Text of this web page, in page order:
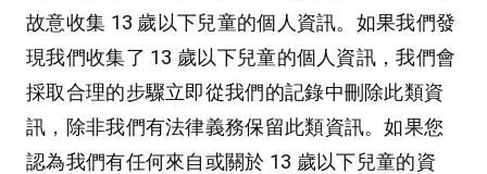
故意收集 13 歲以下兒童的個人資訊。如果我們發
現我們收集了 13 歲以下兒童的個人資訊，我們會
採取合理的步驟立即從我們的記錄中刪除此類資
訊，除非我們有法律義務保留此類資訊。如果您
認為我們有任何來自或關於 13 歲以下兒童的資